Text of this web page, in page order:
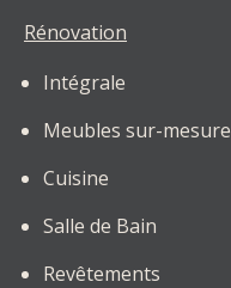
Rénovation
Intégrale
Meubles sur-mesure
Cuisine
Salle de Bain
Revêtements